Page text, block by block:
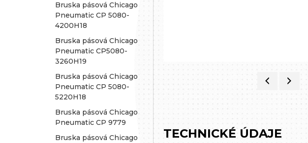
Bruska pásová Chicago
Pneumatic CP 5080-
4200H18
Bruska pásová Chicago
Pneumatic CP5080-
3260H19
Bruska pásová Chicago
Pneumatic CP 5080-
5220H18
Bruska pásová Chicago
Pneumatic CP 9779
Bruska pásová Chicago
TECHNICKÉ ÚDAJE